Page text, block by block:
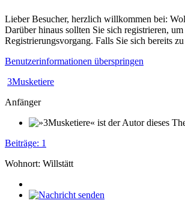
Lieber Besucher, herzlich willkommen bei:
Darüber hinaus sollten Sie sich registrieren,
Registrierungsvorgang. Falls Sie sich bereits
Benutzerinformationen überspringen
3Musketiere
Anfänger
Beiträge: 1
Wohnort: Willstätt